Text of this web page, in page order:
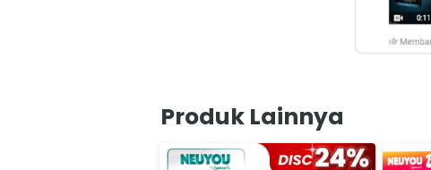
Produk Lainnya